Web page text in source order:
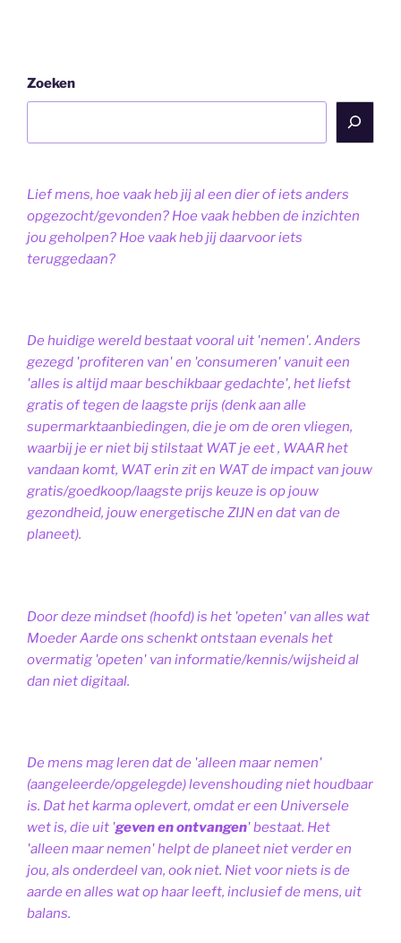
Zoeken
Lief mens, hoe vaak heb jij al een dier of iets anders
opgezocht/gevonden? Hoe vaak hebben de inzichten
jou geholpen? Hoe vaak heb jij daarvoor iets
teruggedaan?
De huidige wereld bestaat vooral uit 'nemen'. Anders
gezegd 'profiteren van' en 'consumeren' vanuit een
'alles is altijd maar beschikbaar gedachte', het liefst
gratis of tegen de laagste prijs (denk aan alle
supermarktaanbiedingen, die je om de oren vliegen,
waarbij je er niet bij stilstaat WAT je eet , WAAR het
vandaan komt, WAT erin zit en WAT de impact van jouw
gratis/goedkoop/laagste prijs keuze is op jouw
gezondheid, jouw energetische ZIJN en dat van de
planeet).
Door deze mindset (hoofd) is het 'opeten' van alles wat
Moeder Aarde ons schenkt ontstaan evenals het
overmatig 'opeten' van informatie/kennis/wijsheid al
dan niet digitaal.
De mens mag leren dat de 'alleen maar nemen'
(aangeleerde/opgelegde) levenshouding niet houdbaar
is. Dat het karma oplevert, omdat er een Universele
wet is, die uit 'geven en ontvangen' bestaat. Het
'alleen maar nemen' helpt de planeet niet verder en
jou, als onderdeel van, ook niet. Niet voor niets is de
aarde en alles wat op haar leeft, inclusief de mens, uit
balans.